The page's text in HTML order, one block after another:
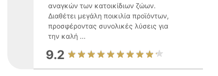
αναγκών των κατοικίδιων ζώων.
Διαθέτει μεγάλη ποικιλία προϊόντων,
προσφέροντας συνολικές λύσεις για
την καλή ...
9.2